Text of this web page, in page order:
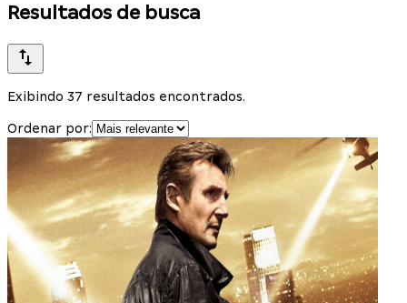
Resultados de busca
Exibindo 37 resultados encontrados.
Ordenar por: